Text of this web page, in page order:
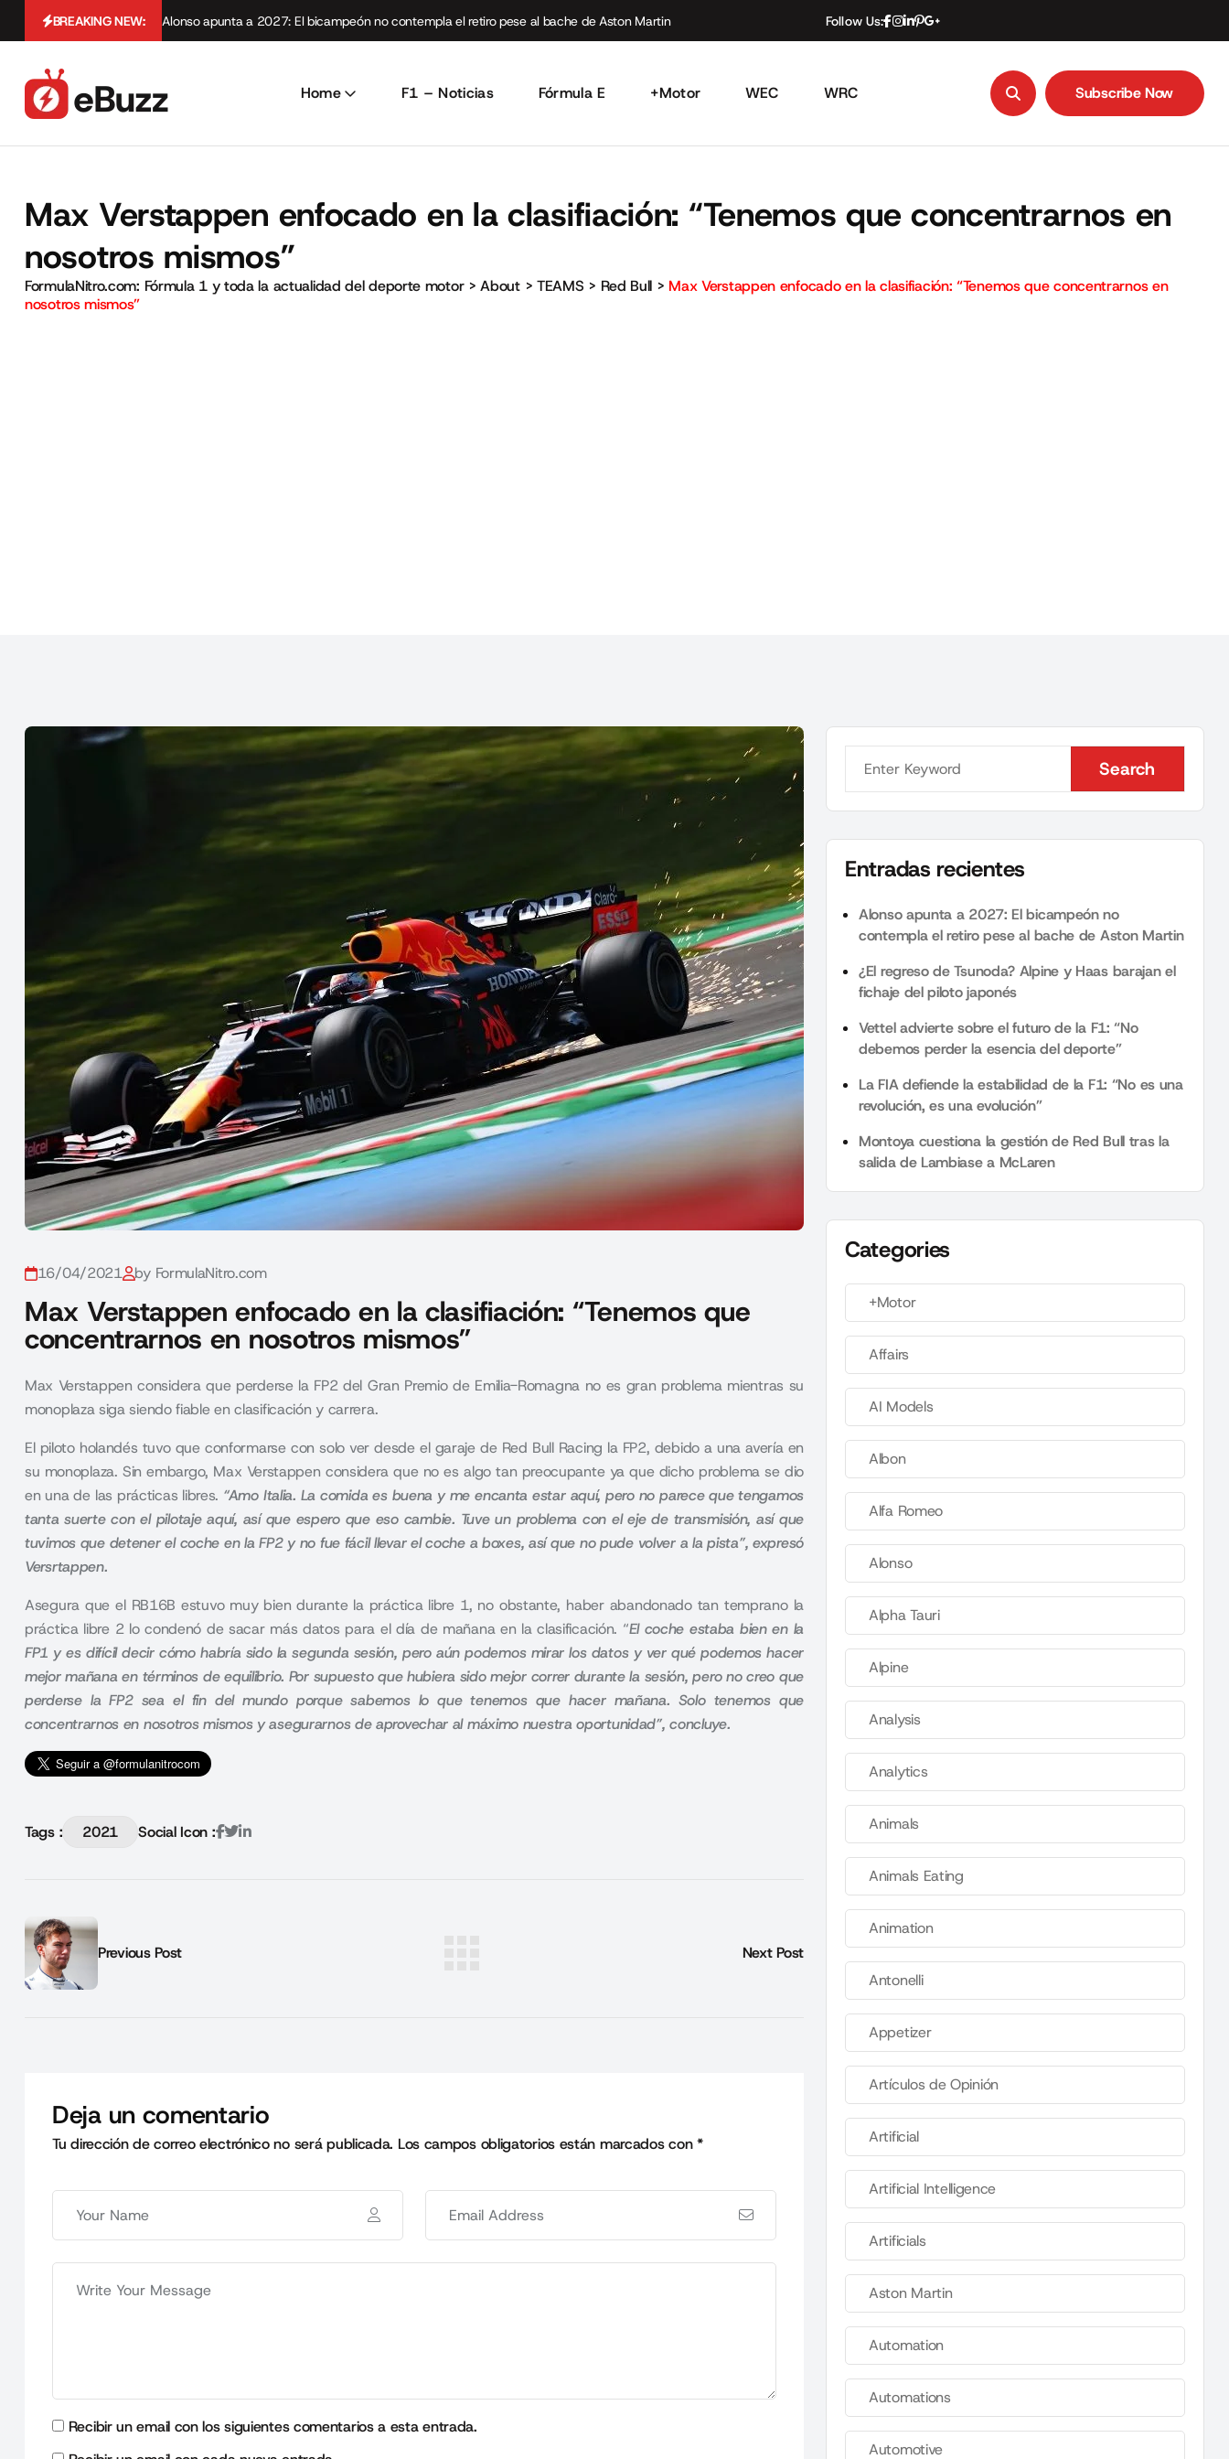
BREAKING NEW: Alonso apunta a 2027: El bicampeón no contempla el retiro pese al bache de Aston Martin Follow Us:
Home F1 – Noticias Fórmula E +Motor WEC WRC Subscribe Now
Max Verstappen enfocado en la clasifiación: “Tenemos que concentrarnos en
nosotros mismos”
FormulaNitro.com: Fórmula 1 y toda la actualidad del deporte motor>About> TEAMS > Red Bull > Max Verstappen enfocado en la clasifiación: “Tenemos que concentrarnos en
nosotros mismos”
16/04/2021 by FormulaNitro.com
Max Verstappen enfocado en la clasifiación: “Tenemos que
concentrarnos en nosotros mismos”
Max Verstappen considera que perderse la FP2 del Gran Premio de Emilia-Romagna no es gran problema mientras su
monoplaza siga siendo fiable en clasificación y carrera.
El piloto holandés tuvo que conformarse con solo ver desde el garaje de Red Bull Racing la FP2, debido a una avería en
su monoplaza. Sin embargo, Max Verstappen considera que no es algo tan preocupante ya que dicho problema se dio
en una de las prácticas libres. “Amo Italia. La comida es buena y me encanta estar aquí, pero no parece que tengamos
tanta suerte con el pilotaje aquí, así que espero que eso cambie. Tuve un problema con el eje de transmisión, así que
tuvimos que detener el coche en la FP2 y no fue fácil llevar el coche a boxes, así que no pude volver a la pista”, expresó
Versrtappen.
Asegura que el RB16B estuvo muy bien durante la práctica libre 1, no obstante, haber abandonado tan temprano la
práctica libre 2 lo condenó de sacar más datos para el día de mañana en la clasificación. “El coche estaba bien en la
FP1 y es difícil decir cómo habría sido la segunda sesión, pero aún podemos mirar los datos y ver qué podemos hacer
mejor mañana en términos de equilibrio. Por supuesto que hubiera sido mejor correr durante la sesión, pero no creo que
perderse la FP2 sea el fin del mundo porque sabemos lo que tenemos que hacer mañana. Solo tenemos que
concentrarnos en nosotros mismos y asegurarnos de aprovechar al máximo nuestra oportunidad”, concluye.
Tags : 2021 Social Icon :
Previous Post Next Post
Deja un comentario
Tu dirección de correo electrónico no será publicada. Los campos obligatorios están marcados con*
Recibir un email con los siguientes comentarios a esta entrada.
Search
Search
Entradas recientes
Alonso apunta a 2027: El bicampeón no
contempla el retiro pese al bache de Aston Martin
¿El regreso de Tsunoda? Alpine y Haas barajan el
fichaje del piloto japonés
Vettel advierte sobre el futuro de la F1: “No
debemos perder la esencia del deporte”
La FIA defiende la estabilidad de la F1: “No es una
revolución, es una evolución”
Montoya cuestiona la gestión de Red Bull tras la
salida de Lambiase a McLaren
Categories
+Motor
Affairs
AI Models
Albon
Alfa Romeo
Alonso
Alpha Tauri
Alpine
Analysis
Analytics
Animals
Animals Eating
Animation
Antonelli
Appetizer
Artículos de Opinión
Artificial
Artificial Intelligence
Artificials
Aston Martin
Automation
Automations
Automotive